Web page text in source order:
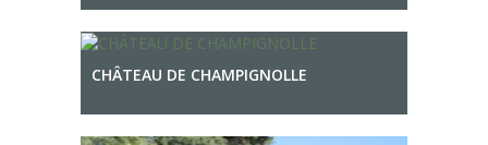
CHÂTEAU DE CHAMPIGNOLLE